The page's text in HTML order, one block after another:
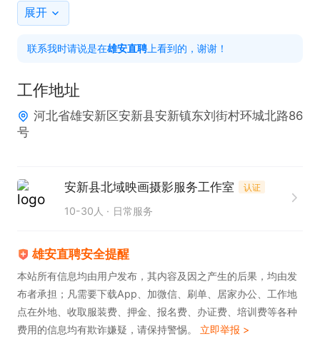
4. 有摄影助理经验者优先
展开
联系我时请说是在雄安直聘 上看到的，谢谢！
工作地址
河北省雄安新区安新县安新镇东刘街村环城北路86
号
安新县北域映画摄影服务工作室 认证
10-30人 日常服务
雄安直聘安全提醒
本站所有信息均由用户发布，其内容及因之产生的后果，均由发
布者承担；凡需要下载App、加微信、刷单、居家办公、工作地
点在外地、收取服装费、押金、报名费、办证费、培训费等各种
费用的信息均有欺诈嫌疑，请保持警惕。 立即举报 >